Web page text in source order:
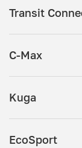
Transit
C-Max
Kuga
EcoSport